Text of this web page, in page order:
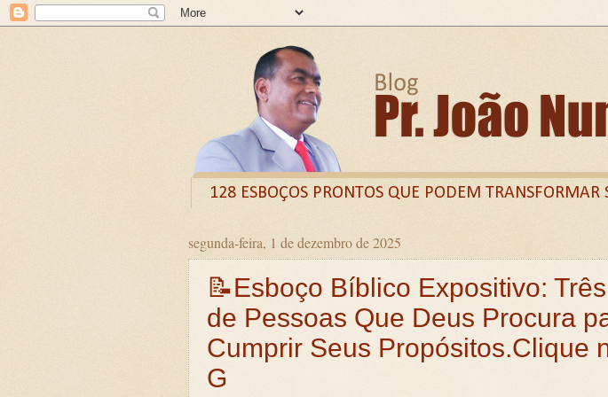
128 ESBOÇOS PRONTOS QUE PODEM
Odysee
Livro X (Twitter)
CURSO DE FORMAÇÃO DE PREGADORES
Termos
LIVRETO: TÍTULO - O VENCEDOR QUE DESAFIOU O
Guia prático: Como ensinar sobre Lilith hoje: Roteiro
O QUE A BÍBLIA DIZ SOBRE A PROPRIA BÍBLIA?
segunda-feira, 1 de dezembro de 2025
📝Esboço Bíblico Expositivo:
de Pessoas Que Deus Procura
Cumprir Seus Propósitos.Clique
G